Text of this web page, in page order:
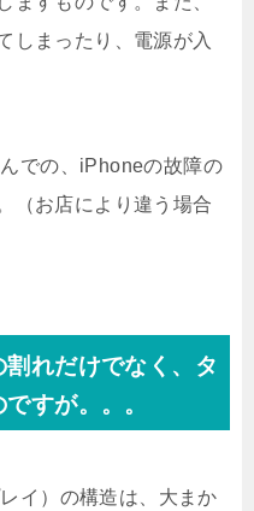
しまったり、電源が入
での、iPhoneの故障の
（お店により違う場合
割れだけでなく、タ
すが。。。
イ）の構造は、大まか